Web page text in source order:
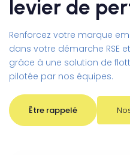
levier de
Renforcez votre marque
dans votre démarche RSE
grâce à une solution de
pilotée par nos équipes.
Être rappelé